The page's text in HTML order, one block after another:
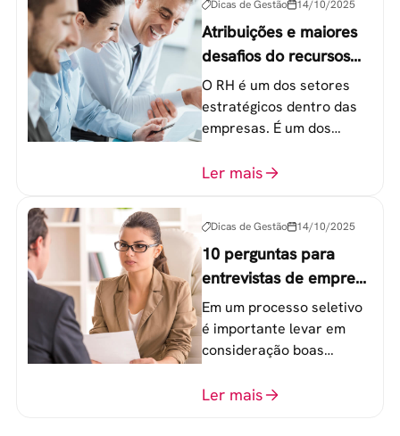
Dicas de Gestão 14/10/2025
Atribuições e maiores
desafios do recursos
humanos em uma
empresa
O RH é um dos setores
estratégicos dentro das
empresas. É um dos
o atingimento das metas
Ler mais
Dicas de Gestão 14/10/2025
10 perguntas para
entrevistas de emprego
que recrutadores não
devem fazer
Em um processo seletivo
é importante levar em
consideração boas
o perfil do profissional e
Ler mais